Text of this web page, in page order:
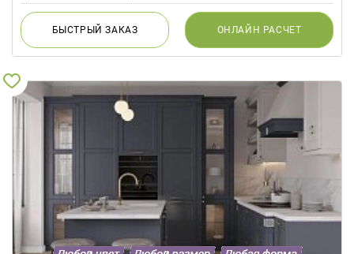
БЫСТРЫЙЗАКАЗ ОНЛАЙН РАСЧЕТ